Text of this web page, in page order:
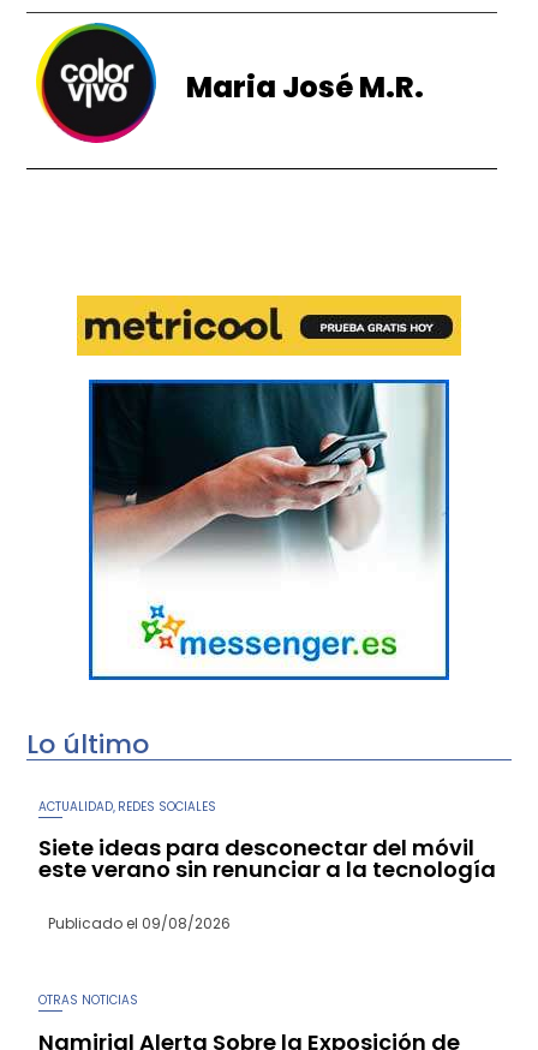
Maria José M.R.
Lo último
ACTUALIDAD REDES SOCIALES
Siete ideas para desconectar del móvil
este verano sin renunciar a la tecnología
Publicado el 09/08/2026
OTRAS NOTICIAS
Namirial Alerta Sobre la Exposición de